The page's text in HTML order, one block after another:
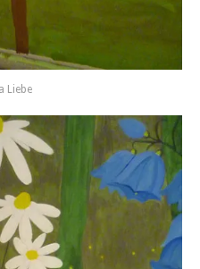
Liebe